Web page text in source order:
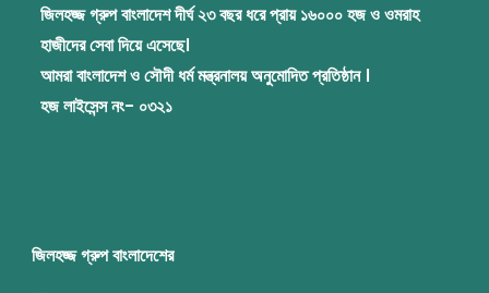
জিলহজ্জ গ্রুপ বাংলাদেশ দীর্ঘ ২৩ বছর ধরে প্রায় ১৬০০০ হজ ও ওমরাহ
হাজীদের সেবা দিয়ে এসেছে।
আমরা বাংলাদেশ ও সৌদী ধর্ম মন্ত্রনালয় অনুমোদিত প্রতিষ্ঠান ।
হজ লাইসেন্স নং- ০৩২১
জিলহজ্জ গ্রুপ বাংলাদেশের